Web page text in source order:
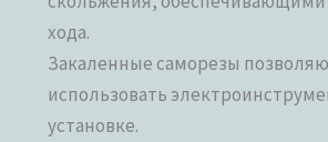
хода.
Закаленные саморезы
использовать
установке.